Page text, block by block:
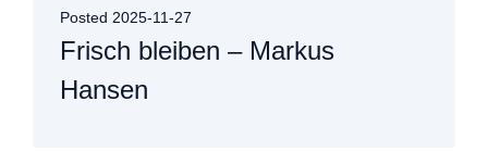
Posted 2025-11-27
Frisch bleiben – Markus
Hansen